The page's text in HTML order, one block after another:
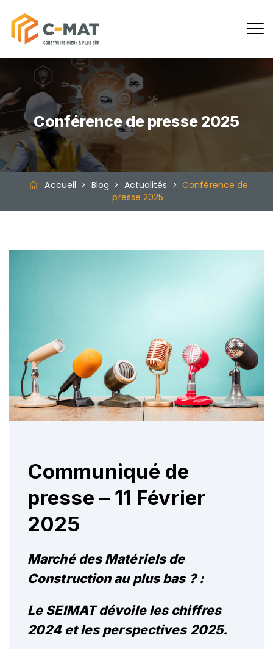
Conférence de presse 2025
Accueil > Blog > Actualités >Conférence de
presse 2025
Communiqué de
presse – 11 Février
2025
Marché des Matériels de
Construction au plus bas ? :
Le SEIMAT dévoile les chiffres
2024 et les perspectives 2025.